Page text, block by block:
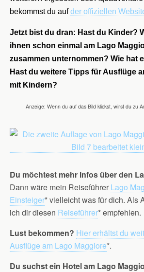
bekommst du aufder offiziellen
Jetzt bist du dran: Hast du Kinder?
ihnen schon einmal am Lago
zusammen unternommen? Wie hat
Hast du weitere Tipps für Ausflüge
mit Kindern?
Anzeige: Wenn du auf das Bild klickst, wirst du zu
Du möchtest mehr Infos über den
Dann wäre mein Reiseführer Lago
Einsteiger* vielleicht was für dich. Als
ich dir diesen Reiseführer* empfehlen.
Lust bekommen? Hier erhältst du
Ausflüge am Lago Maggiore*.
Du suchst ein Hotel am Lago